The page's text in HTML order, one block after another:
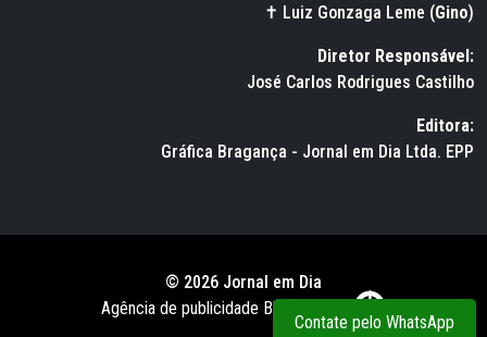
✝ Luiz Gonzaga Leme (Gino)
Diretor Responsável:
José Carlos Rodrigues Castilho
Editora:
Gráfica Bragança - Jornal em Dia Ltda. EPP
© 2026 Jornal em Dia
Agência de publicidade BWS RUSSO
Contate pelo WhatsApp